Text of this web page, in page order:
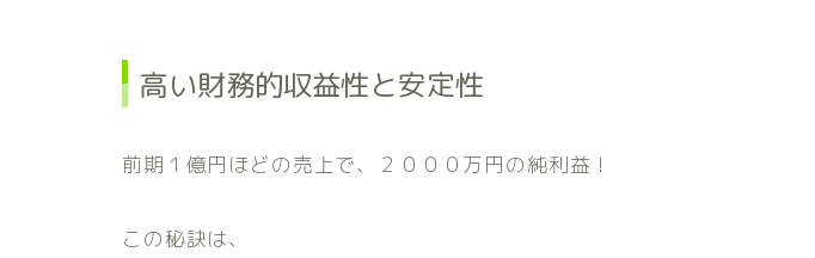
高い財務的収益性と安定性
前期１億円ほどの売上で、２０００万円の純利益！
この秘訣は、